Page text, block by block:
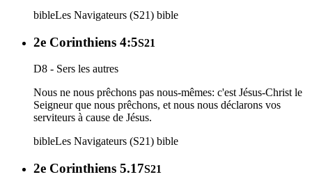
bibleLes Navigateurs (S21) bible
2e Corinthiens 4:5S21
D8 - Sers les autres
Nous ne nous prêchons pas nous-mêmes: c'est Jésus-Christ le
Seigneur que nous prêchons, et nous nous déclarons vos
serviteurs à cause de Jésus.
bibleLes Navigateurs (S21) bible
2e Corinthiens 5.17S21